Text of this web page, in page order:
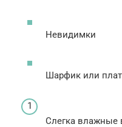
Невидимки
Шарфик или
Слегка влажные